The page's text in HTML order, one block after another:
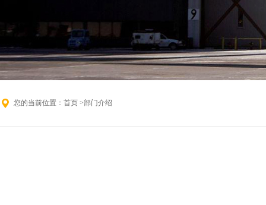
您的当前位置： 首页 >部门介绍